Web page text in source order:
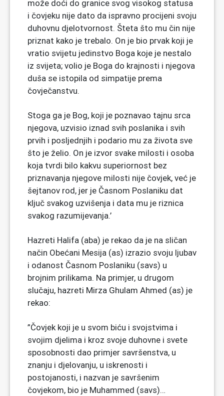
može doći do granice svog visokog statusa
i čovjeku nije dato da ispravno procijeni svoju
duhovnu djelotvornost. Šteta što mu čin nije
priznat kako je trebalo. On je bio prvak koji je
vratio svijetu jedinstvo Boga koje je nestalo
iz svijeta; volio je Boga do krajnosti i njegova
duša se istopila od simpatije prema
čovječanstvu.
Stoga ga je Bog, koji je poznavao tajnu srca
njegova, uzvisio iznad svih poslanika i svih
prvih i posljednjih i podario mu za života sve
što je želio. On je izvor svake milosti i osoba
koja tvrdi bilo kakvu superiornost bez
priznavanja njegove milosti nije čovjek, već je
šejtanov rod, jer je Časnom Poslaniku dat
ključ svakog uzvišenja i data mu je riznica
svakog razumijevanja.’
Hazreti Halifa (aba) je rekao da je na sličan
način Obećani Mesija (as) izrazio svoju ljubav
i odanost Časnom Poslaniku (savs) u
brojnim prilikama. Na primjer, u drugom
slučaju, hazreti Mirza Ghulam Ahmed (as) je
rekao:
”Čovjek koji je u svom biću i svojstvima i
svojim djelima i kroz svoje duhovne i svete
sposobnosti dao primjer savršenstva, u
znanju i djelovanju, u iskrenosti i
postojanosti, i nazvan je savršenim
čovjekom, bio je Muhammed (savs)…